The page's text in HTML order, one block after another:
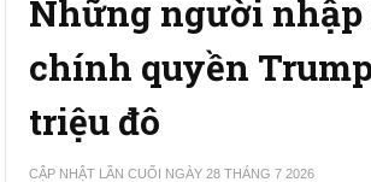
Những người nhập
chính quyền
triệu đô
CẬP NHẬT LẦN CUỐI NGÀY 28 THÁNG 7 2026